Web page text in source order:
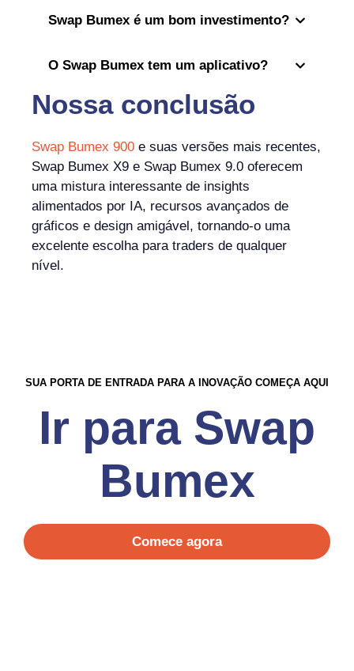
Swap Bumex é um bom investimento?
O Swap Bumex tem um aplicativo?
Nossa conclusão
Swap Bumex 900 e suas versões mais recentes,
Swap Bumex X9 e Swap Bumex 9.0 oferecem
uma mistura interessante de insights
alimentados por IA, recursos avançados de
gráficos e design amigável, tornando-o uma
excelente escolha para traders de qualquer
nível.
SUA PORTA DE ENTRADA PARA A INOVAÇÃO COMEÇA AQUI
Ir para Swap
Bumex
Comece agora